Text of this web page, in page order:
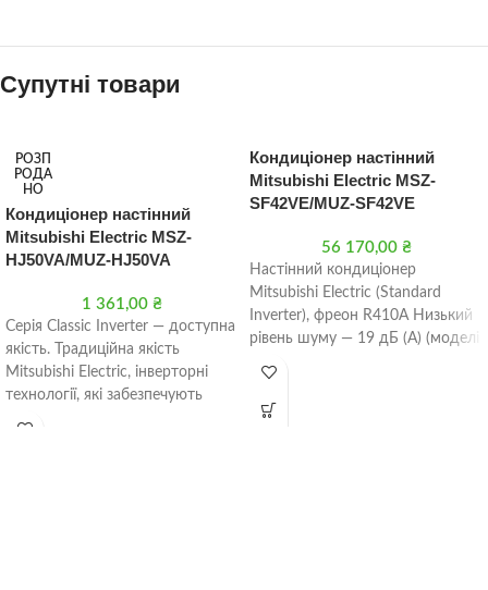
Супутні товари
РОЗП
РОДА
НО
Кондиціонер настінний
Mitsubishi Electric MSZ-
HJ50VA/MUZ-HJ50VA
1 361,00 ₴
Серія Classic Inverter — доступна
якість. Традиційна якість
Mitsubishi Electric, інверторні
технології, які забезпечують
Кондиціонер настінний
Mitsubishi Electric MSZ-
SF42VE/MUZ-SF42VE
56 170,00 ₴
Настінний кондиціонер
Mitsubishi Electric (Standard
Inverter), фреон R410A Низький
рівень шуму — 19 дБ (А) (моделі